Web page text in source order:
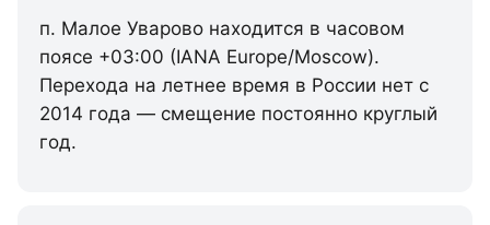
п. Малое Уварово находится в часовом
поясе +03:00 (IANA Europe/Moscow).
Перехода на летнее время в России нет с
2014 года — смещение постоянно круглый
год.